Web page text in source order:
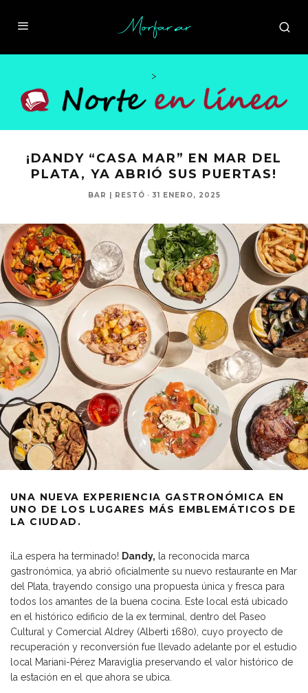
>
¡DANDY “CASA MAR” EN MAR DEL
PLATA, YA ABRIÓ SUS PUERTAS!
BAR | RESTÓ · 31 ENERO, 2025
UNA NUEVA EXPERIENCIA GASTRONÓMICA EN
UNO DE LOS LUGARES MÁS EMBLEMÁTICOS DE
LA CIUDAD.
¡La espera ha terminado! Dandy, la reconocida marca
gastronómica, ya abrió oficialmente su nuevo restaurante en Mar
del Plata, trayendo consigo una propuesta única y fresca para
todos los amantes de la buena cocina. Este local está ubicado
en el histórico edificio de la ex terminal, dentro del Paseo
Cultural y Comercial Aldrey (Alberti 1680), cuyo proyecto de
recuperación y reconversión fue llevado adelante por el estudio
local Mariani-Pérez Maraviglia preservando el valor histórico de
la estación en el que ahora se ubica.